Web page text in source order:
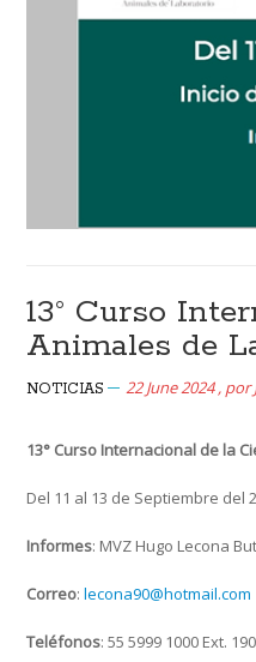
13° Curso
Animales de
NOTICIAS 22 June 2024 , por
13° Curso Internacional de la
Del 11 al 13 de Septiembre del
Informes: MVZ Hugo Lecona
Correo: lecona90@hotmail.com
Teléfonos: 55 5999 1000 Ext.